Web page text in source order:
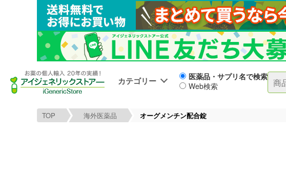
カテゴリー
医薬品・サプリ名で検索
Web検索
TOP 海外医薬品 オーグメンチン配合錠